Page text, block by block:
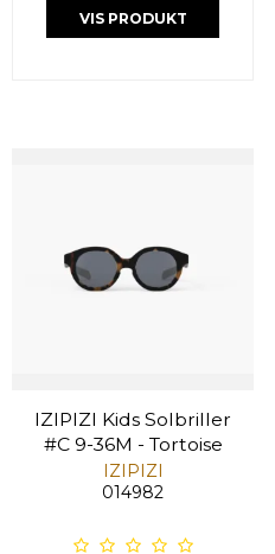
VIS PRODUKT
IZIPIZI Kids Solbriller
#C 9-36M - Tortoise
IZIPIZI
014982